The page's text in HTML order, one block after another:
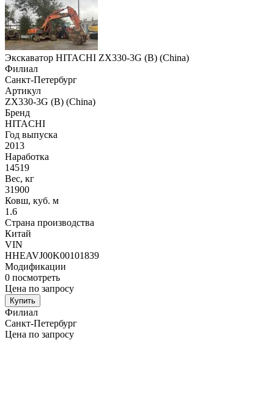
Экскаватор HITACHI ZX330-3G (B) (China)
Филиал
Санкт-Петербург
Артикул
ZX330-3G (B) (China)
Бренд
HITACHI
Год выпуска
2013
Наработка
14519
Вес, кг
31900
Ковш, куб. м
1.6
Страна производства
Китай
VIN
HHEAVJ00K00101839
Модификации
0 посмотреть
Цена по запросу
Купить
Филиал
Санкт-Петербург
Цена по запросу